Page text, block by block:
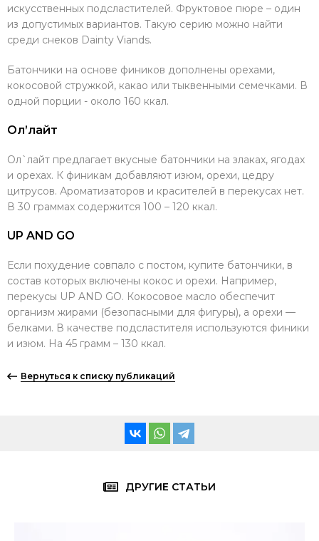
искусственных подсластителей. Фруктовое пюре – один
из допустимых вариантов. Такую серию можно найти
среди снеков Dainty Viands.
Батончики на основе фиников дополнены орехами,
кокосовой стружкой, какао или тыквенными семечками. В
одной порции - около 160 ккал.
Ол’лайт
Ол`лайт предлагает вкусные батончики на злаках, ягодах
и орехах. К финикам добавляют изюм, орехи, цедру
цитрусов. Ароматизаторов и красителей в перекусах нет.
В 30 граммах содержится 100 – 120 ккал.
UP AND GO
Если похудение совпало с постом, купите батончики, в
состав которых включены кокос и орехи. Например,
перекусы UP AND GO. Кокосовое масло обеспечит
организм жирами (безопасными для фигуры), а орехи —
белками. В качестве подсластителя используются финики
и изюм. На 45 грамм – 130 ккал.
Вернуться к списку публикаций
ДРУГИЕ СТАТЬИ